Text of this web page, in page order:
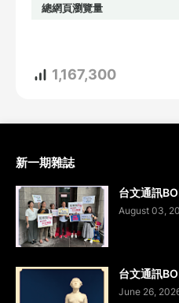
總網頁瀏覽量
1,167,300
新一期雜誌
台文通訊
August 03,
台文通訊
June 26,